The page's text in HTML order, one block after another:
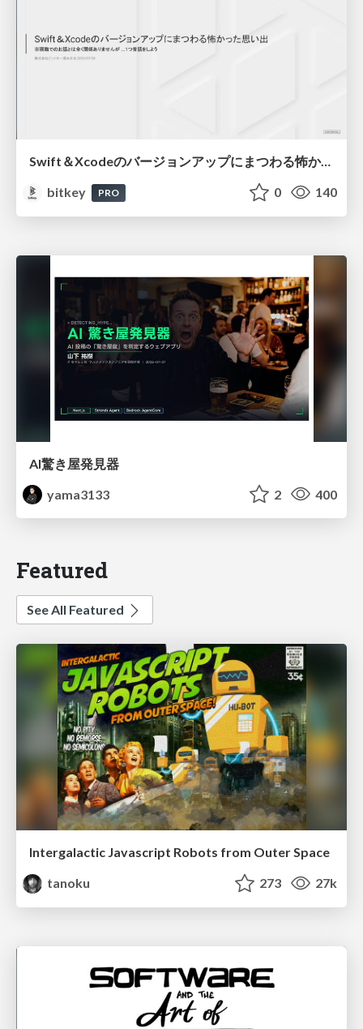
Swift＆Xcodeのバージョンアップにまつわる怖かった思い出 / Scary Memories of Swift and Xcode Updates
bitkey
PRO 0 140
AI驚き屋発見器
yama3133
2 400
Featured
See All Featured
Intergalactic Javascript Robots from Outer Space
tanoku
273 27k